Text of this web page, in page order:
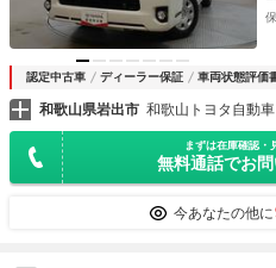
認定中古車 ディーラー保証 車両状態評価
和歌山県岩出市 和歌山トヨタ自動
まずは在庫確認・
無料通話でお
今あなたの他に